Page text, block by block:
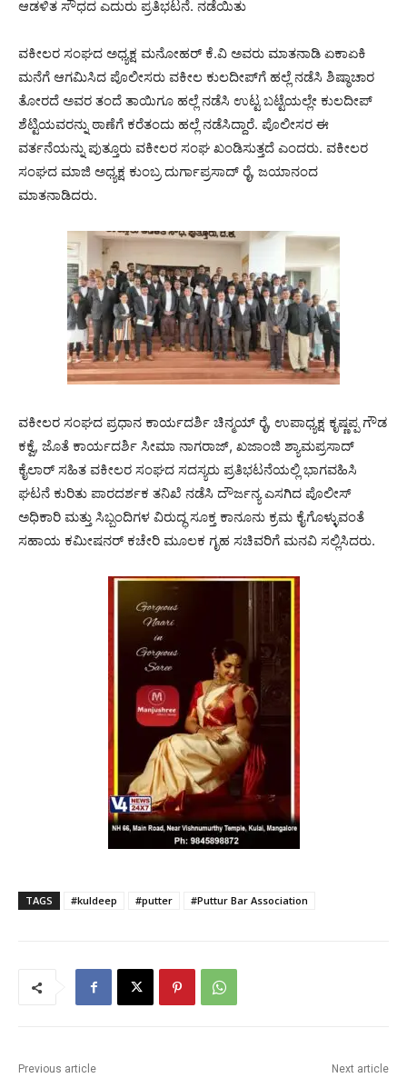
ಆಡಳಿತ ಸೌಧದ ಎದುರು ಪ್ರತಿಭಟನೆ. ನಡೆಯಿತು
ವಕೀಲರ ಸಂಘದ ಅಧ್ಯಕ್ಷ ಮನೋಹರ್ ಕೆ.ವಿ ಅವರು ಮಾತನಾಡಿ ಏಕಾಏಕಿ
ಮನೆಗೆ ಆಗಮಿಸಿದ ಪೊಲೀಸರು ವಕೀಲ ಕುಲದೀಪ್‌ಗೆ ಹಲ್ಲೆ ನಡೆಸಿ ಶಿಷ್ಠಾಚಾರ
ತೋರದೆ ಅವರ ತಂದೆ ತಾಯಿಗೂ ಹಲ್ಲೆ ನಡೆಸಿ ಉಟ್ಟ ಬಟ್ಟೆಯಲ್ಲೇ ಕುಲದೀಪ್
ಶೆಟ್ಟಿಯವರನ್ನು ಠಾಣೆಗೆ ಕರೆತಂದು ಹಲ್ಲೆ ನಡೆಸಿದ್ದಾರೆ. ಪೊಲೀಸರ ಈ
ವರ್ತನೆಯನ್ನು ಪುತ್ತೂರು ವಕೀಲರ ಸಂಘ ಖಂಡಿಸುತ್ತದೆ ಎಂದರು. ವಕೀಲರ
ಸಂಘದ ಮಾಜಿ ಅಧ್ಯಕ್ಷ ಕುಂಬ್ರ ದುರ್ಗಾಪ್ರಸಾದ್ ರೈ, ಜಯಾನಂದ
ಮಾತನಾಡಿದರು.
ವಕೀಲರ ಸಂಘದ ಪ್ರಧಾನ ಕಾರ್ಯದರ್ಶಿ ಚಿನ್ಮಯ್ ರೈ, ಉಪಾಧ್ಯಕ್ಷ ಕೃಷ್ಣಪ್ಪ ಗೌಡ
ಕಕ್ವೆ, ಜೊತೆ ಕಾರ್ಯದರ್ಶಿ ಸೀಮಾ ನಾಗರಾಜ್, ಖಜಾಂಜಿ ಶ್ಯಾಮಪ್ರಸಾದ್
ಕೈಲಾರ್ ಸಹಿತ ವಕೀಲರ ಸಂಘದ ಸದಸ್ಯರು ಪ್ರತಿಭಟನೆಯಲ್ಲಿ ಭಾಗವಹಿಸಿ
ಘಟನೆ ಕುರಿತು ಪಾರದರ್ಶಕ ತನಿಖೆ ನಡೆಸಿ ದೌರ್ಜನ್ಯ ಎಸಗಿದ ಪೊಲೀಸ್
ಅಧಿಕಾರಿ ಮತ್ತು ಸಿಬ್ಬಂದಿಗಳ ವಿರುದ್ಧ ಸೂಕ್ತ ಕಾನೂನು ಕ್ರಮ ಕೈಗೊಳ್ಳುವಂತೆ
ಸಹಾಯ ಕಮೀಷನರ್ ಕಚೇರಿ ಮೂಲಕ ಗೃಹ ಸಚಿವರಿಗೆ ಮನವಿ ಸಲ್ಲಿಸಿದರು.
TAGS #kuldeep #putter #Puttur Bar Association
Previous article Next article